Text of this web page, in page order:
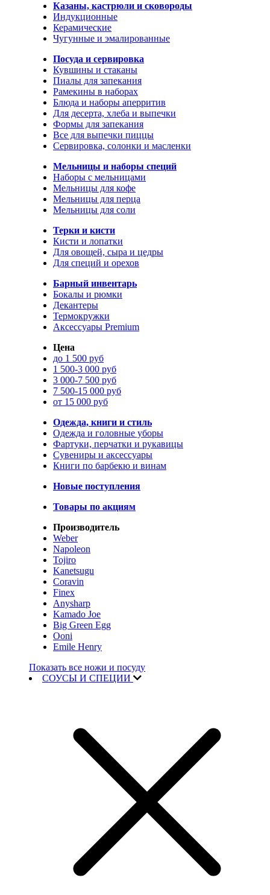
Казаны, кастрюли и сковороды
Индукционные
Керамические
Чугунные и эмалированные
Посуда и сервировка
Кувшины и стаканы
Пиалы для запекания
Рамекины в наборах
Блюда и наборы аперритив
Для десерта, хлеба и выпечки
Формы для запекания
Все для выпечки пиццы
Сервировка, солонки и масленки
Мельницы и наборы специй
Наборы с мельницами
Мельницы для кофе
Мельницы для перца
Мельницы для соли
Терки и кисти
Кисти и лопатки
Для овощей, сыра и цедры
Для специй и орехов
Барный инвентарь
Бокалы и рюмки
Декантеры
Термокружки
Аксессуары Premium
Цена
до 1 500 руб
1 500-3 000 руб
3 000-7 500 руб
7 500-15 000 руб
от 15 000 руб
Одежда, книги и стиль
Одежда и головные уборы
Фартуки, перчатки и рукавицы
Сувениры и аксессуары
Книги по барбекю и винам
Новые поступления
Товары по акциям
Производитель
Weber
Napoleon
Tojiro
Kanetsugu
Coravin
Finex
Anysharp
Kamado Joe
Big Green Egg
Ooni
Emile Henry
Показать все ножи и посуду
СОУСЫ И СПЕЦИИ